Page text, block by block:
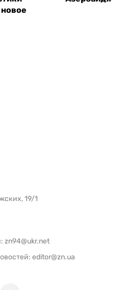
19/1
zn94@ukr.net
editor@zn.ua